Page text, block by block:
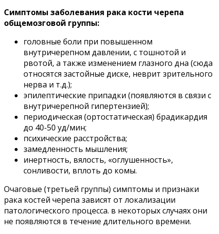
Симптомы заболевания рака кости черепа
общемозговой группы:
головные боли при повышенном
внутричерепном давлении, с тошнотой и
рвотой, а также изменением глазного дна (сюда
относятся застойные диске, неврит зрительного
нерва и т.д.);
эпилептические припадки (появляются в связи с
внутричерепной гипертензией);
периодическая (ортостатическая) брадикардия
до 40-50 уд/мин;
психические расстройства;
замедленность мышления;
инертность, вялость, «оглушенность»,
сонливости, вплоть до комы.
Очаговые (третьей группы) симптомы и признаки
рака костей черепа зависят от локализации
патологического процесса. в некоторых случаях они
не появляются в течение длительного времени.